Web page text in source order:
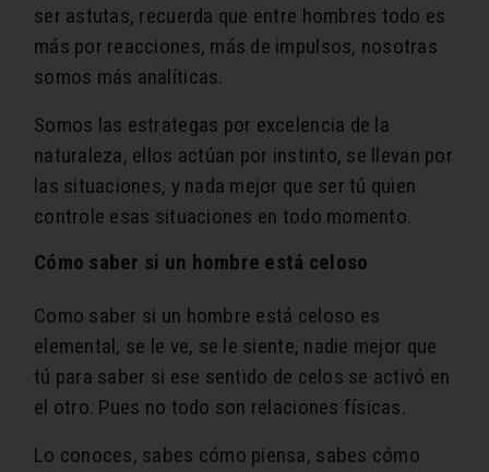
ser astutas, recuerda que entre hombres todo es
más por reacciones, más de impulsos, nosotras
somos más analíticas.
Somos las estrategas por excelencia de la
naturaleza, ellos actúan por instinto, se llevan por
las situaciones, y nada mejor que ser tú quien
controle esas situaciones en todo momento.
Cómo saber si un hombre está celoso
Como saber si un hombre está celoso es
elemental, se le ve, se le siente, nadie mejor que
tú para saber si ese sentido de celos se activó en
el otro. Pues no todo son relaciones físicas.
Lo conoces, sabes cómo piensa, sabes cómo